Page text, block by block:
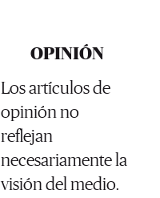
OPINIÓN
Los artículos de
opinión no
reflejan
necesariamente la
visión del medio.